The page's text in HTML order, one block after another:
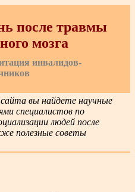
после травмы
мозга
инвалидов-
вы найдете научные
специалистов по
людей после
полезные советы